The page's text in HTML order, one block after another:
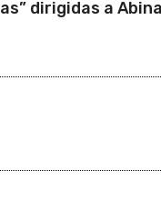
dirigidas a